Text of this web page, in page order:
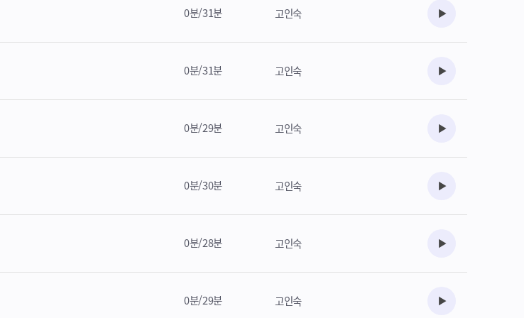
0분/31분 고인숙 수강준비
0분/31분 고인숙 수강준비
0분/29분 고인숙 수강준비
0분/30분 고인숙 수강준비
0분/28분 고인숙 수강준비
0분/29분 고인숙 수강준비